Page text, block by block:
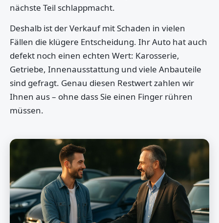
nächste Teil schlappmacht.
Deshalb ist der Verkauf mit Schaden in vielen
Fällen die klügere Entscheidung. Ihr Auto hat auch
defekt noch einen echten Wert: Karosserie,
Getriebe, Innenausstattung und viele Anbauteile
sind gefragt. Genau diesen Restwert zahlen wir
Ihnen aus – ohne dass Sie einen Finger rühren
müssen.